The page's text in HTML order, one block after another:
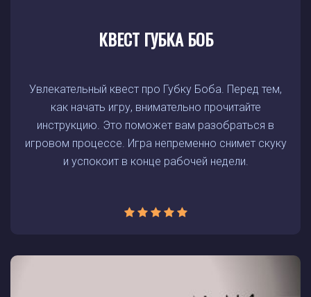
КВЕСТ ГУБКА БОБ
Увлекательный квест про Губку Боба. Перед тем,
как начать игру, внимательно прочитайте
инструкцию. Это поможет вам разобраться в
игровом процессе. Игра непременно снимет скуку
и успокоит в конце рабочей недели.